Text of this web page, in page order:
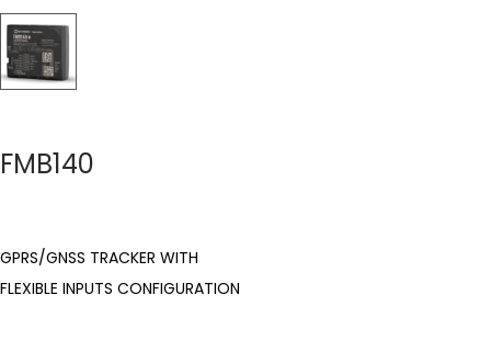
FMB140
GPRS/GNSS TRACKER WITH
FLEXIBLE INPUTS CONFIGURATION